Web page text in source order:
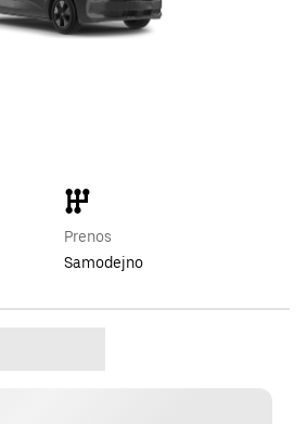
Prenos
Samodejno